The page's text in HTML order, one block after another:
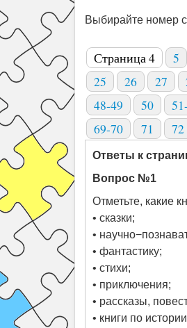
Выбирайте номер
Страница 4 5
25
26 27
48-49
50
69-70
71 72
Ответы к
Вопрос №1
Отметьте, какие
• сказки;
•
• фантастику;
• стихи;
• приключения;
• рассказы,
• книги по